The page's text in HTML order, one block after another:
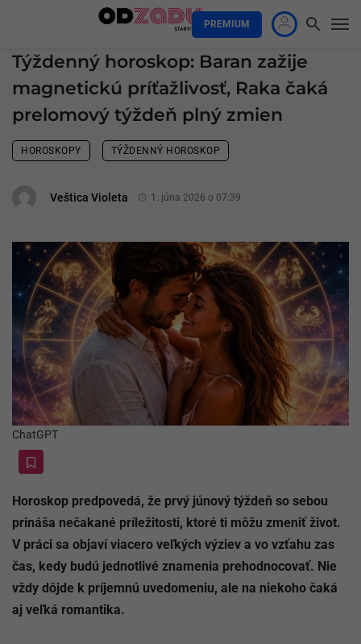
PREMIUM
Týždenný horoskop: Baran zažije
magnetickú príťažlivosť, Raka čaká
prelomový týždeň plný zmien
HOROSKOPY TÝŽDENNÝ HOROSKOP
Veštica Violeta 1. júna 2026 o 07:39
ChatGPT
Horoskop predpovedá, že prvý júnový týždeň so sebou
prináša nečakané príležitosti, ktoré ti môžu zmeniť život.
V práci sa objaví viacero veľkých výziev a vo vzťahu zas
čas, kedy budú jednotlivé znamenia prehodnocovať. Nie
vždy dôjde k príjemnú uvedomeniu, ale na niekoho čaká
aj veľká romantika.